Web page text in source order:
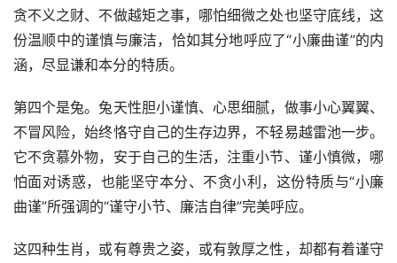
贪不义之财、不做越矩之事，哪怕细微之处也坚守底线，这
份温顺中的谨慎与廉洁，恰如其分地呼应了“小廉曲谨”的内
涵，尽显谦和本分的特质。
第四个是兔。兔天性胆小谨慎、心思细腻，做事小心翼翼、
不冒风险，始终恪守自己的生存边界，不轻易越雷池一步。
它不贪慕外物，安于自己的生活，注重小节、谨小慎微，哪
怕面对诱惑，也能坚守本分、不贪小利，这份特质与“小廉
曲谨”所强调的“谨守小节、廉洁自律”完美呼应。
这四种生肖，或有尊贵之姿，或有敦厚之性，却都有着谨守